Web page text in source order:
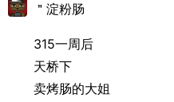
＂淀粉肠
315一周后
天桥下
卖烤肠的大姐